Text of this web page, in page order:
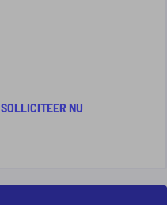
SOLLICITEER NU